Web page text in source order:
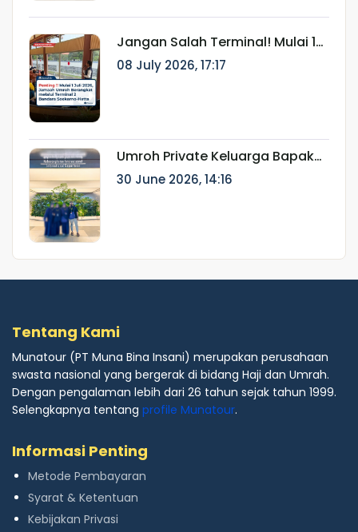
Jangan Salah Terminal! Mulai 1
Juli 2026, Jamaah Umroh
Berangkat melalui Terminal 2
08 July 2026, 17:17
Umroh Private Keluarga Bapak
Ainur Rifki: Perjalanan Ibadah
Eksklusif Bersama Munatour
30 June 2026, 14:16
Tentang Kami
Munatour (PT Muna Bina Insani) merupakan perusahaan
swasta nasional yang bergerak di bidang Haji dan Umrah.
Dengan pengalaman lebih dari 26 tahun sejak tahun 1999.
Selengkapnya tentang profile Munatour.
Informasi Penting
Metode Pembayaran
Syarat & Ketentuan
Kebijakan Privasi